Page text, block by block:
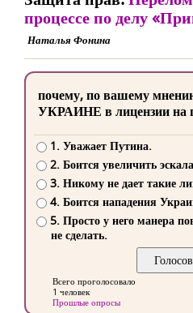
процессе по делу
Наталья Фонина
почему, по вашему
УКРАИНЕ в лицензии на
1. Уважает Путина.
2. Боится увеличить
3. Никому не дает такие
4. Боится нападения
5. Просто у него манера
не сделать.
Всего проголосовало
1 человек
Прошлые опросы